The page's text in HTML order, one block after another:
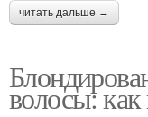
читать дальше →
волосы: